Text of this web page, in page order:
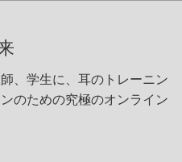
、学生に、耳のトレーニン
のための究極のオンライン